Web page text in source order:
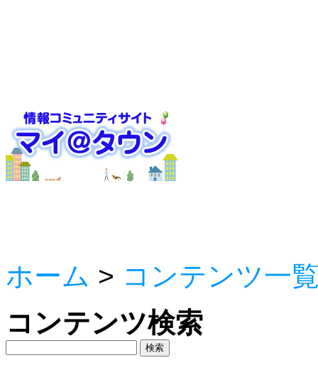
ホーム > コンテンツ一
コンテンツ検索